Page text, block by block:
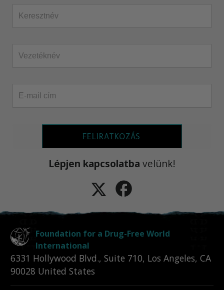
FELIRATKOZÁS
Lépjen kapcsolatba velünk!
Foundation for a Drug-Free World
International
6331 Hollywood Blvd., Suite 710, Los Angeles, CA
90028 United States